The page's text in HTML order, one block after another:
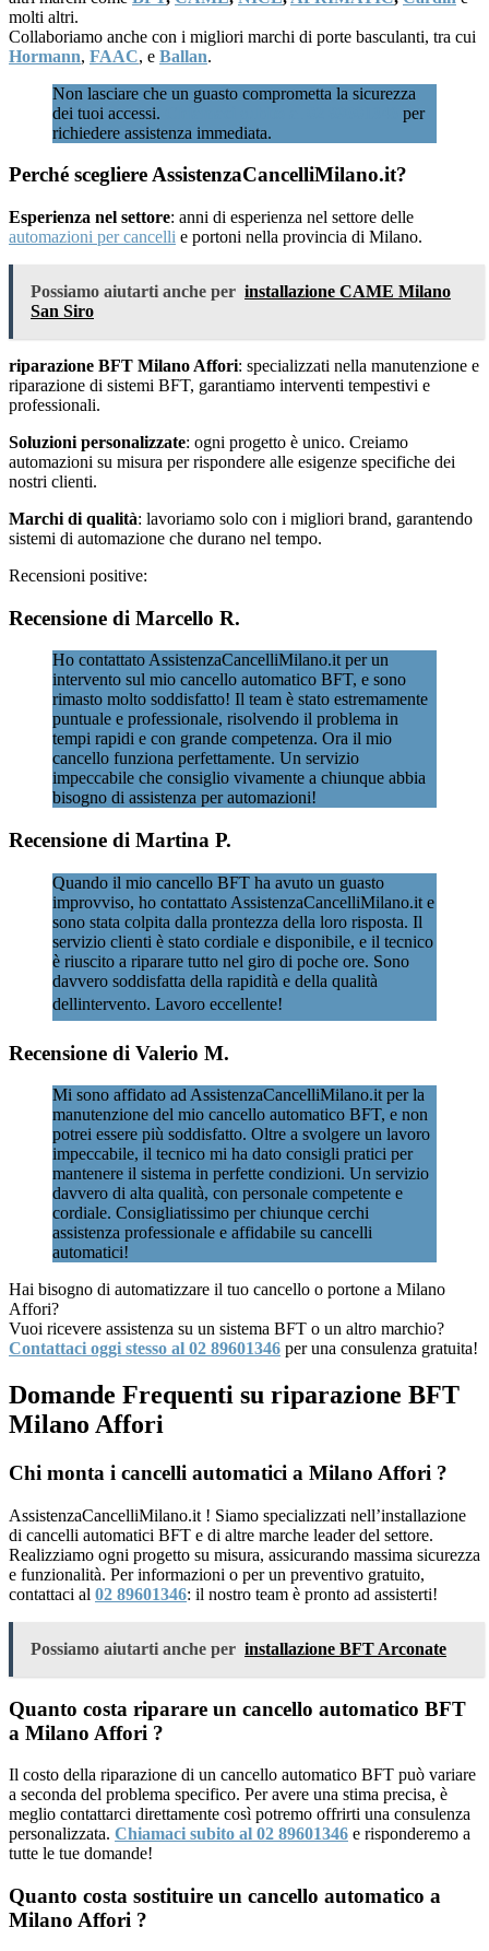
molti altri.
Collaboriamo anche con i migliori marchi di porte basculanti, tra cui
Hormann, FAAC, e Ballan.
Non lasciare che un guasto comprometta la sicurezza
dei tuoi accessi.
per
richiedere assistenza immediata.
Perché scegliere AssistenzaCancelliMilano.it?
Esperienza nel settore: anni di esperienza nel settore delle
automazioni per cancelli e portoni nella provincia di Milano.
Possiamo aiutarti anche per installazione CAME Milano
San Siro
riparazione BFT Milano Affori: specializzati nella manutenzione e
riparazione di sistemi BFT, garantiamo interventi tempestivi e
professionali.
Soluzioni personalizzate: ogni progetto è unico. Creiamo
automazioni su misura per rispondere alle esigenze specifiche dei
nostri clienti.
Marchi di qualità: lavoriamo solo con i migliori brand, garantendo
sistemi di automazione che durano nel tempo.
Recensioni positive:
Recensione di Marcello R.
Ho contattato AssistenzaCancelliMilano.it per un
intervento sul mio cancello automatico BFT, e sono
rimasto molto soddisfatto! Il team è stato estremamente
puntuale e professionale, risolvendo il problema in
tempi rapidi e con grande competenza. Ora il mio
cancello funziona perfettamente. Un servizio
impeccabile che consiglio vivamente a chiunque abbia
bisogno di assistenza per automazioni!
Recensione di Martina P.
Quando il mio cancello BFT ha avuto un guasto
improvviso, ho contattato AssistenzaCancelliMilano.it e
sono stata colpita dalla prontezza della loro risposta. Il
servizio clienti è stato cordiale e disponibile, e il tecnico
è riuscito a riparare tutto nel giro di poche ore. Sono
davvero soddisfatta della rapidità e della qualità
dellintervento. Lavoro eccellente!
Recensione di Valerio M.
Mi sono affidato ad AssistenzaCancelliMilano.it per la
manutenzione del mio cancello automatico BFT, e non
potrei essere più soddisfatto. Oltre a svolgere un lavoro
impeccabile, il tecnico mi ha dato consigli pratici per
mantenere il sistema in perfette condizioni. Un servizio
davvero di alta qualità, con personale competente e
cordiale. Consigliatissimo per chiunque cerchi
assistenza professionale e affidabile su cancelli
automatici!
Hai bisogno di automatizzare il tuo cancello o portone a Milano
Affori?
Vuoi ricevere assistenza su un sistema BFT o un altro marchio?
Contattaci oggi stesso al 02 89601346 per una consulenza gratuita!
Domande Frequenti su riparazione BFT
Milano Affori
Chi monta i cancelli automatici a Milano Affori ?
AssistenzaCancelliMilano.it ! Siamo specializzati nell’installazione
di cancelli automatici BFT e di altre marche leader del settore.
Realizziamo ogni progetto su misura, assicurando massima sicurezza
e funzionalità. Per informazioni o per un preventivo gratuito,
contattaci al 02 89601346: il nostro team è pronto ad assisterti!
Possiamo aiutarti anche per installazione BFT Arconate
Quanto costa riparare un cancello automatico BFT
a Milano Affori ?
Il costo della riparazione di un cancello automatico BFT può variare
a seconda del problema specifico. Per avere una stima precisa, è
meglio contattarci direttamente così potremo offrirti una consulenza
personalizzata. Chiamaci subito al 02 89601346 e risponderemo a
tutte le tue domande!
Quanto costa sostituire un cancello automatico a
Milano Affori ?